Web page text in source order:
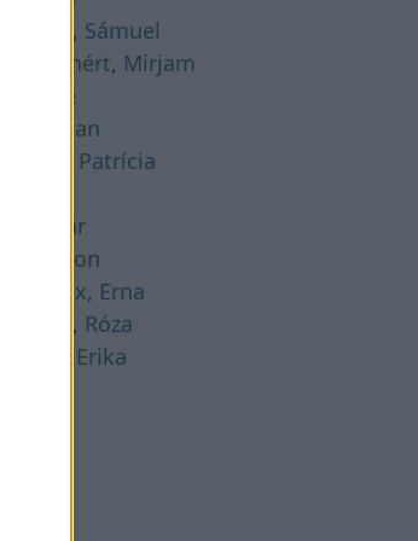
, Sámuel
Menyhért, Mirjam
Bence
Bertalan
Patrícia
Gáspár
Ágoston
Beatrix, Erna
, Róza
Erika